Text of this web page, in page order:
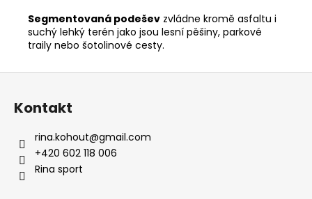
Segmentovaná podešev zvládne kromě asfaltu i
suchý lehký terén jako jsou lesní pěšiny, parkové
traily nebo šotolinové cesty.
Z
Kontakt
rina.kohout@gmail.com
+420 602 118 006
Rina sport